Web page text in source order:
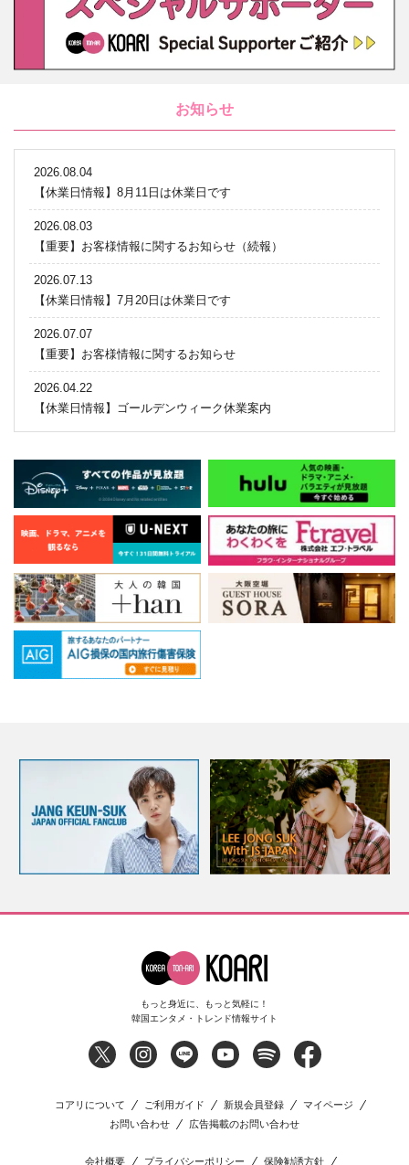
お知らせ
2026.08.04
【休業日情報】8月11日は休業日です
2026.08.03
【重要】お客様情報に関するお知らせ（続報）
2026.07.13
【休業日情報】7月20日は休業日です
2026.07.07
【重要】お客様情報に関するお知らせ
2026.04.22
【休業日情報】ゴールデンウィーク休業案内
もっと身近に、もっと気軽に！
韓国エンタメ・トレンド情報サイト
コアリについて ご利用ガイド 新規会員登録
マイページ
お問い合わせ
広告掲載のお問い合わせ
会社概要 プライバシーポリシー 保険勧誘方針